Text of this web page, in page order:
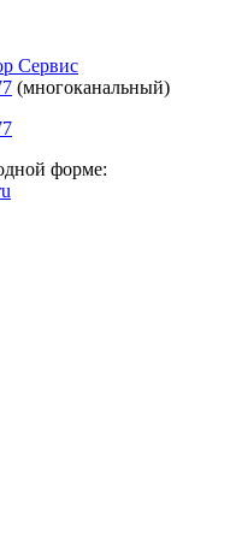
Сервис
(многоканальный)
форме: